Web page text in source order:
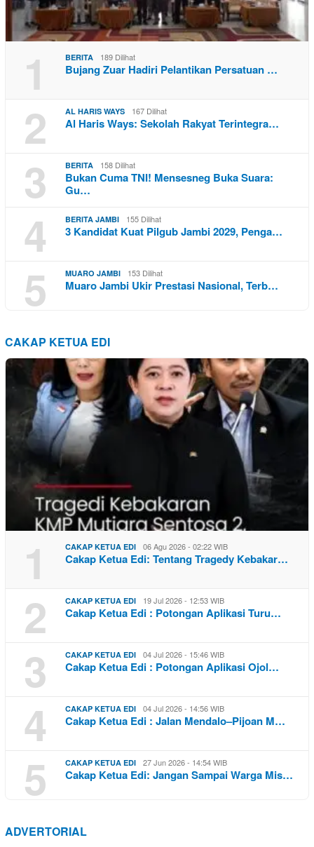
1 BERITA 189 Dilihat
Bujang Zuar Hadiri Pelantikan Persatuan …
2 AL HARIS WAYS 167 Dilihat
Al Haris Ways: Sekolah Rakyat Terintegra…
3 BERITA 158 Dilihat
Bukan Cuma TNI! Mensesneg Buka Suara:
Gu…
4 BERITA JAMBI 155 Dilihat
3 Kandidat Kuat Pilgub Jambi 2029, Penga…
5 MUARO JAMBI 153 Dilihat
Muaro Jambi Ukir Prestasi Nasional, Terb…
CAKAP KETUA EDI
1 CAKAP KETUA EDI 06 Agu 2026 - 02:22 WIB
Cakap Ketua Edi: Tentang Tragedy Kebakar…
2 CAKAP KETUA EDI 19 Jul 2026 - 12:53 WIB
Cakap Ketua Edi : Potongan Aplikasi Turu…
3 CAKAP KETUA EDI 04 Jul 2026 - 15:46 WIB
Cakap Ketua Edi : Potongan Aplikasi Ojol…
4 CAKAP KETUA EDI 04 Jul 2026 - 14:56 WIB
Cakap Ketua Edi : Jalan Mendalo–Pijoan M…
5 CAKAP KETUA EDI 27 Jun 2026 - 14:54 WIB
Cakap Ketua Edi: Jangan Sampai Warga Mis…
ADVERTORIAL